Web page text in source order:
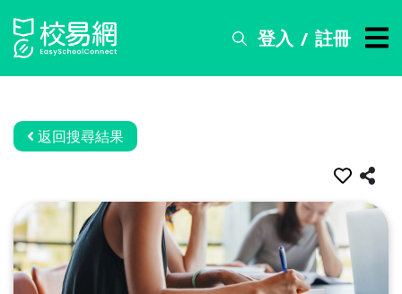
登入 / 註冊
搜
務
資
訊
關
返回搜尋結果